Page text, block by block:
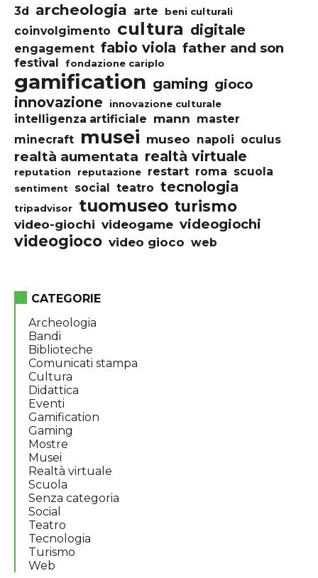
3d archeologia arte beni culturali
coinvolgimento cultura digitale
engagement fabio viola father and son
festival fondazione cariplo
gamification gaming gioco
innovazione innovazione culturale
intelligenza artificiale mann master
minecraft musei museo napoli oculus
realtà aumentata realtà virtuale
reputation reputazione restart roma scuola
sentiment social teatro tecnologia
tripadvisor tuomuseo turismo
video-giochi videogame videogiochi
videogioco video gioco web
CATEGORIE
Archeologia
Bandi
Biblioteche
Comunicati stampa
Cultura
Didattica
Eventi
Gamification
Gaming
Mostre
Musei
Realtà virtuale
Scuola
Senza categoria
Social
Teatro
Tecnologia
Turismo
Web